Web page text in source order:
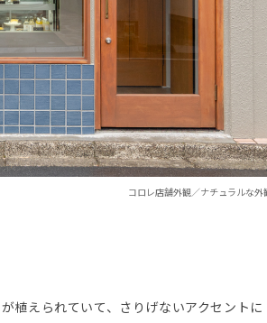
コロレ店舗外観／ナチュラルな外
植えられていて、さりげないアクセントに